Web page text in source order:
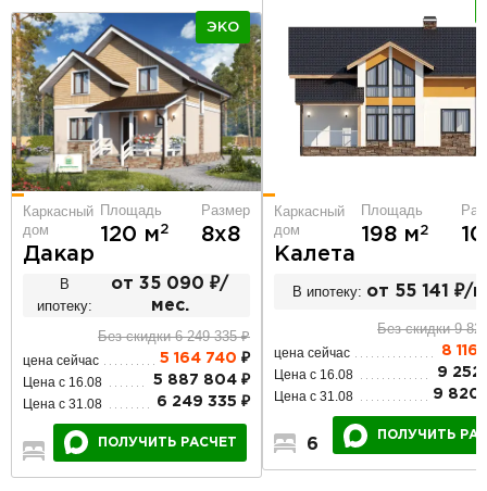
ЭКО
Каркасный
дом
Дакар
Площадь
120 м2
Размер
8х8
В
ипотеку:
от 35 090 ₽/
мес.
Без скидки 6 249 335 ₽
цена сейчас 5 164 740 ₽
Цена с 16.08 5 887 804 ₽
Цена с 31.08 6 249 335 ₽
4 2 2
ПОЛУЧИТЬ РАСЧЕТ
Каркасный
дом
Калета
Площадь
198 м2
В ипотеку: от 55 141 ₽/
Без скидки 9
цена сейчас 8 116
Цена с 16.08 9 252
Цена с 31.08 9 820
6
ПОЛУЧИТЬ